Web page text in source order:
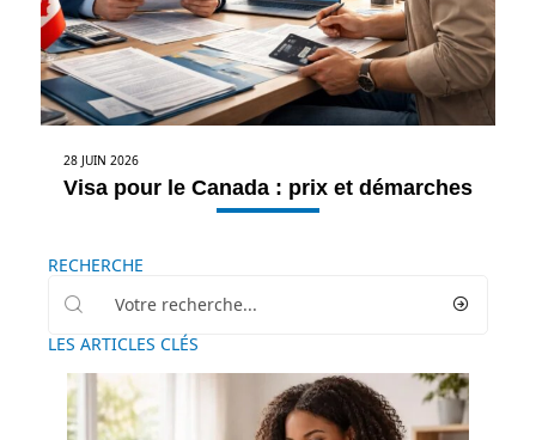
28 JUIN 2026
Visa pour le Canada : prix et démarches
RECHERCHE
LES ARTICLES CLÉS